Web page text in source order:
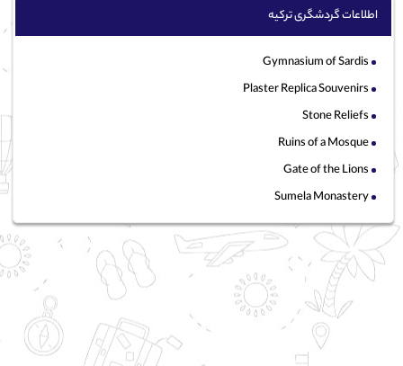
اطلاعات گردشگری ترکیه
Gymnasium of Sardis
Plaster Replica Souvenirs
Stone Reliefs
Ruins of a Mosque
Gate of the Lions
Sumela Monastery